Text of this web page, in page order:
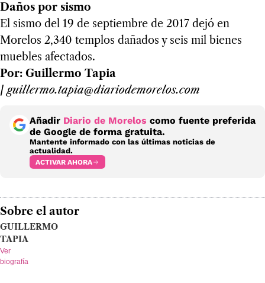
Daños por sismo
El sismo del 19 de septiembre de 2017 dejó en
Morelos 2,340 templos dañados y seis mil bienes
muebles afectados.
Por: Guillermo Tapia
/guillermo.tapia@diariodemorelos.com
Añadir Diario de Morelos como fuente preferida
de Google de forma gratuita.
Mantente informado con las últimas noticias de
actualidad.
ACTIVAR AHORA
Sobre el autor
GUILLERMO
TAPIA
Ver
biografía